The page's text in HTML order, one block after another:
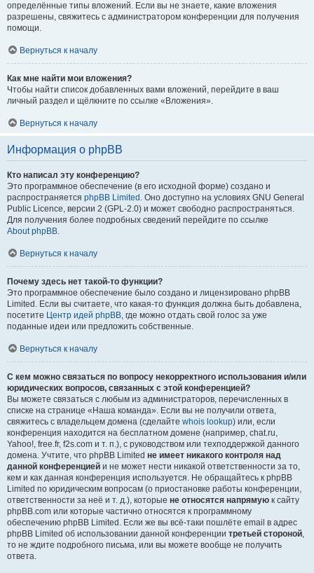
определённые типы вложений. Если вы не знаете, какие вложения
разрешены, свяжитесь с администратором конференции для получения
помощи.
Вернуться к началу
Как мне найти мои вложения?
Чтобы найти список добавленных вами вложений, перейдите в ваш
личный раздел и щёлкните по ссылке «Вложения».
Вернуться к началу
Информация о phpBB
Кто написал эту конференцию?
Это программное обеспечение (в его исходной форме) создано и
распространяется phpBB Limited . Оно доступно на условиях GNU General
Public Licence, версии 2 (GPL-2.0) и может свободно распространяться.
Для получения более подробных сведений перейдите по ссылке
About phpBB.
Вернуться к началу
Почему здесь нет такой-то функции?
Это программное обеспечение было создано и лицензировано phpBB
Limited. Если вы считаете, что какая-то функция должна быть добавлена,
посетите Центр идей phpBB, где можно отдать свой голос за уже
поданные идеи или предложить собственные.
Вернуться к началу
С кем можно связаться по вопросу некорректного использования и/или
юридических вопросов, связанных с этой конференцией?
Вы можете связаться с любым из администраторов, перечисленных в
списке на странице «Наша команда». Если вы не получили ответа,
свяжитесь с владельцем домена (сделайте whois lookup) или, если
конференция находится на бесплатном домене (например, chat.ru,
Yahoo!, free.fr, f2s.com и т. п.), с руководством или техподдержкой данного
домена. Учтите, что phpBB Limited не имеет никакого контроля над
данной конференцией и не может нести никакой ответственности за то,
кем и как данная конференция используется. Не обращайтесь к phpBB
Limited по юридическим вопросам (о приостановке работы конференции,
ответственности за неё и т. д.), которые не относятся напрямую к сайту
phpBB.com или которые частично относятся к программному
обеспечению phpBB Limited. Если же вы всё-таки пошлёте email в адрес
phpBB Limited об использовании данной конференции третьей стороной,
то не ждите подробного письма, или вы можете вообще не получить
ответа.